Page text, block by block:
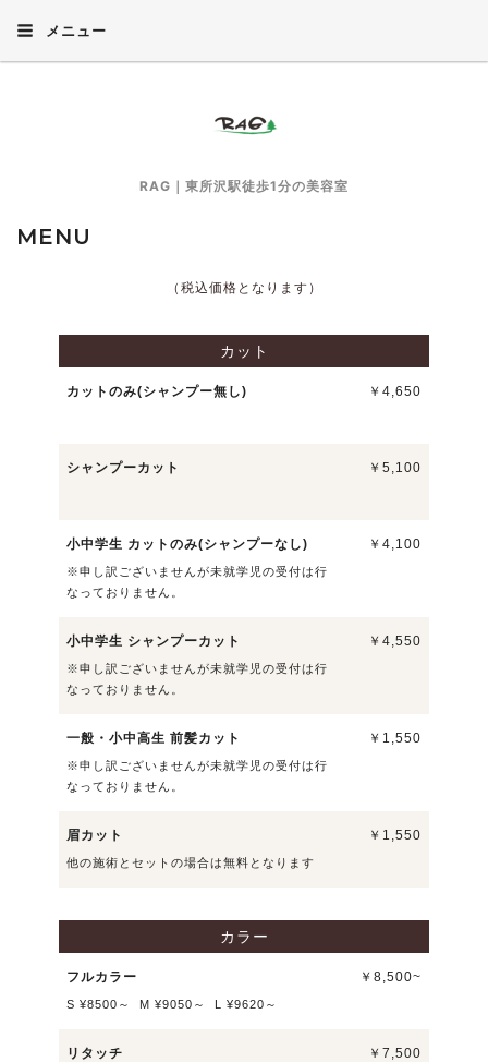
メニュー
RAG｜東所沢駅徒歩1分の美容室
MENU
（税込価格となります）
カット
カットのみ(シャンプー無し) ￥4,650
シャンプーカット ￥5,100
小中学生 カットのみ(シャンプーなし)
※申し訳ございませんが未就学児の受付は行
なっておりません。
￥4,100
小中学生 シャンプーカット
※申し訳ございませんが未就学児の受付は行
なっておりません。
￥4,550
一般・小中高生 前髪カット
※申し訳ございませんが未就学児の受付は行
なっておりません。
￥1,550
眉カット
他の施術とセットの場合は無料となります
￥1,550
カラー
フルカラー
S ¥8500～ M ¥9050～ L ¥9620～
￥8,500~
リタッチ ￥7,500